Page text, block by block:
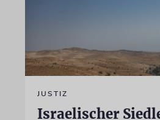
JUSTIZ
Israelischer